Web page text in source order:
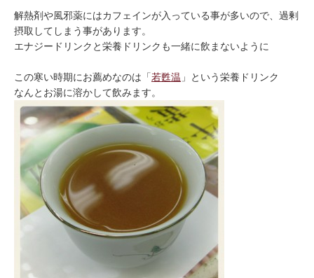
解熱剤や風邪薬にはカフェインが入っている事が多いので、過剰
摂取してしまう事があります。
エナジードリンクと栄養ドリンクも一緒に飲まないように
この寒い時期にお薦めなのは「若甦温 」という栄養ドリンク
なんとお湯に溶かして飲みます。